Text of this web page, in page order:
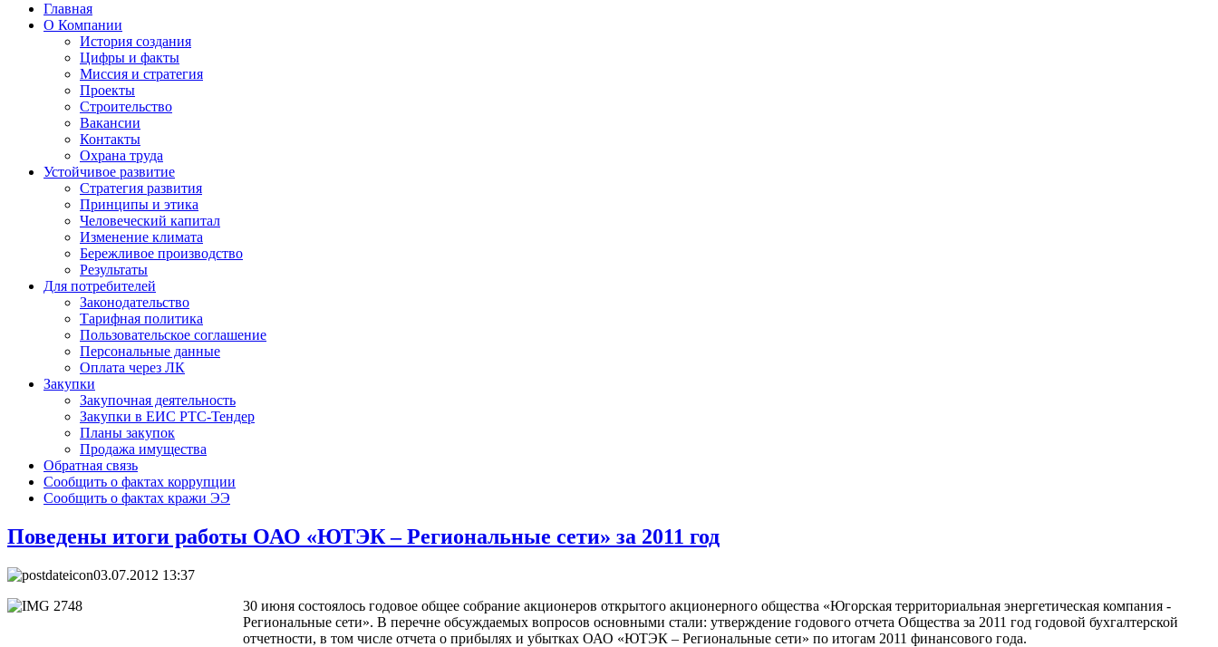
Главная
О Компании
История создания
Цифры и факты
Миссия и стратегия
Проекты
Строительство
Вакансии
Контакты
Охрана труда
Устойчивое развитие
Стратегия развития
Принципы и этика
Человеческий капитал
Изменение климата
Бережливое производство
Результаты
Для потребителей
Законодательство
Тарифная политика
Пользовательское соглашение
Персональные данные
Оплата через ЛК
Закупки
Закупочная деятельность
Закупки в ЕИС РТС-Тендер
Планы закупок
Продажа имущества
Обратная связь
Сообщить о фактах коррупции
Сообщить о фактах кражи ЭЭ
Поведены итоги работы ОАО «ЮТЭК – Региональные сети» за 2011 год
03.07.2012 13:37
30 июня состоялось годовое общее собрание акционеров открытого акционерного общества «Югорская территориальная энергетическая компания -
Региональные сети». В перечне обсуждаемых вопросов основными стали: утверждение годового отчета Общества за 2011 год годовой бухгалтерской
отчетности, в том числе отчета о прибылях и убытках ОАО «ЮТЭК – Региональные сети» по итогам 2011 финансового года.